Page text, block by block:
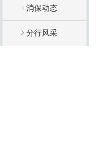
消保动态
分行风采